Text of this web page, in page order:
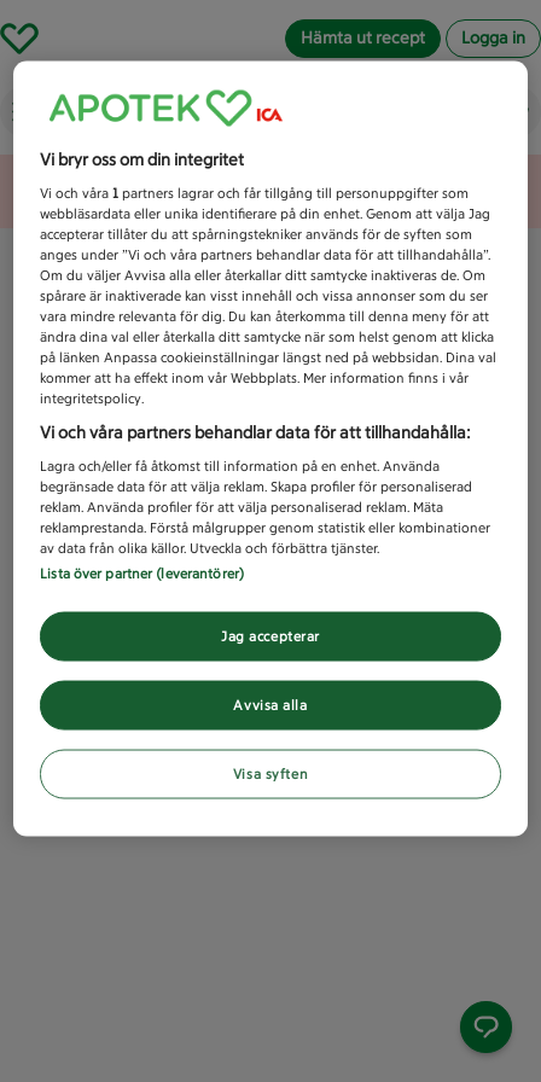
Hämta ut recept Logga in
Vad letar du efter idag?
Unknown error
Vi bryr oss om din integritet
Vi och våra1 partners lagrar och får tillgång till personuppgifter som
webbläsardata eller unika identifierare på din enhet. Genom att välja Jag
accepterar tillåter du att spårningstekniker används för de syften som
anges under ”Vi och våra partners behandlar data för att tillhandahålla”.
Om du väljer Avvisa alla eller återkallar ditt samtycke inaktiveras de. Om
spårare är inaktiverade kan visst innehåll och vissa annonser som du ser
vara mindre relevanta för dig. Du kan återkomma till denna meny för att
ändra dina val eller återkalla ditt samtycke när som helst genom att klicka
på länken Anpassa cookieinställningar längst ned på webbsidan. Dina val
kommer att ha effekt inom vår Webbplats. Mer information finns i vår
integritetspolicy.
Vi och våra partners behandlar data för att tillhandahålla:
Lagra och/eller få åtkomst till information på en enhet. Använda
begränsade data för att välja reklam. Skapa profiler för personaliserad
reklam. Använda profiler för att välja personaliserad reklam. Mäta
reklamprestanda. Förstå målgrupper genom statistik eller kombinationer
av data från olika källor. Utveckla och förbättra tjänster.
Lista över partner (leverantörer)
Avvisa alla
Jag accepterar
Visa syften